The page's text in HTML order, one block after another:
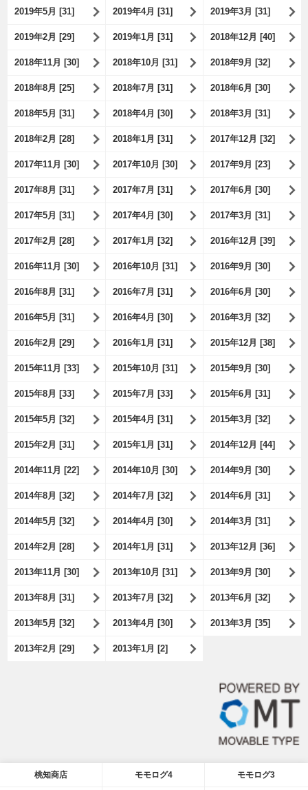
2019年5月 [31] 2019年4月 [31] 2019年3月 [31]
2019年2月 [29] 2019年1月 [31] 2018年12月 [40]
2018年11月 [30] 2018年10月 [31] 2018年9月 [32]
2018年8月 [25] 2018年7月 [31] 2018年6月 [30]
2018年5月 [31] 2018年4月 [30] 2018年3月 [31]
2018年2月 [28] 2018年1月 [31] 2017年12月 [32]
2017年11月 [30] 2017年10月 [30] 2017年9月 [23]
2017年8月 [31] 2017年7月 [31] 2017年6月 [30]
2017年5月 [31] 2017年4月 [30] 2017年3月 [31]
2017年2月 [28] 2017年1月 [32] 2016年12月 [39]
2016年11月 [30] 2016年10月 [31] 2016年9月 [30]
2016年8月 [31] 2016年7月 [31] 2016年6月 [30]
2016年5月 [31] 2016年4月 [30] 2016年3月 [32]
2016年2月 [29] 2016年1月 [31] 2015年12月 [38]
2015年11月 [33] 2015年10月 [31] 2015年9月 [30]
2015年8月 [33] 2015年7月 [33] 2015年6月 [31]
2015年5月 [32] 2015年4月 [31] 2015年3月 [32]
2015年2月 [31] 2015年1月 [31] 2014年12月 [44]
2014年11月 [22] 2014年10月 [30] 2014年9月 [30]
2014年8月 [32] 2014年7月 [32] 2014年6月 [31]
2014年5月 [32] 2014年4月 [30] 2014年3月 [31]
2014年2月 [28] 2014年1月 [31] 2013年12月 [36]
2013年11月 [30] 2013年10月 [31] 2013年9月 [30]
2013年8月 [31] 2013年7月 [32] 2013年6月 [32]
2013年5月 [32] 2013年4月 [30] 2013年3月 [35]
2013年2月 [29] 2013年1月 [2]
桃知商店 モモログ4 モモログ3